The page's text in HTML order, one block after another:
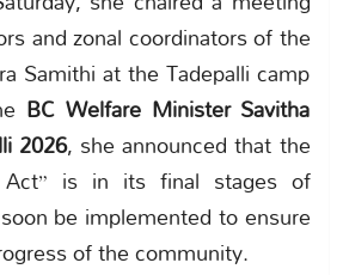
and zonal coordinators of the
Samithi at the Tadepalli camp
BC Welfare Minister Savitha
2026, she announced that the
Act” is in its final stages of
be implemented to ensure
of the community.